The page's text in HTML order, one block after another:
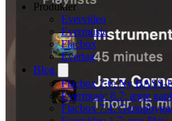
Produkter
Evervideo
Evermusic
Flacbox
Evertag
Blog
Flacbox 7.6: Ny BASS-
Evermusic 8.7: ægte
Flacbox 7.4: